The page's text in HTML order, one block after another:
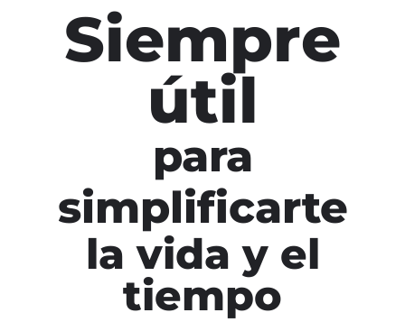
Siempre
útil
para
simplificarte
la vida y el
tiempo